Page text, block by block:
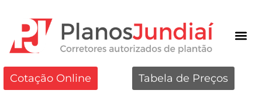
Cotação Online Tabela de Preços